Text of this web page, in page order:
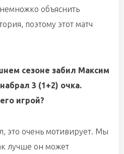
объяснить
поэтому этот матч
сезоне забил Максим
3 (1+2) очка.
игрой?
это очень мотивирует. Мы
лучше он может